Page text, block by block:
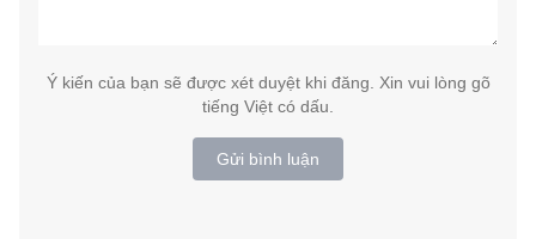
Ý kiến của bạn sẽ được xét duyệt khi đăng. Xin vui lòng gõ
tiếng Việt có dấu.
Gửi bình luận